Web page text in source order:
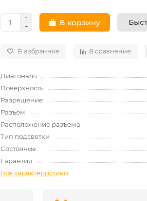
В корзину
В избранное В сравнение
Диагональ
Поверхность
Разрешение
Разъем
Расположение разъема
Тип подсветки
Состояние
Гарантия
Все характеристики